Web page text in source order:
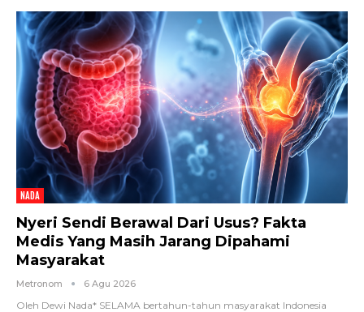
NADA
Nyeri Sendi Berawal Dari Usus? Fakta
Medis Yang Masih Jarang Dipahami
Masyarakat
Metronom 6 Agu 2026
Oleh Dewi Nada* SELAMA bertahun-tahun masyarakat Indonesia